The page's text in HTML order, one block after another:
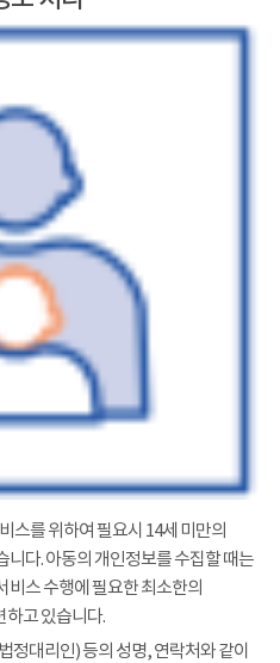
스를 위하여 필요시 14세 미만의
니다. 아동의 개인정보를 수집할 때는
비스 수행에 필요한 최소한의
하고 있습니다.
정대리인) 등의 성명, 연락처와 같이